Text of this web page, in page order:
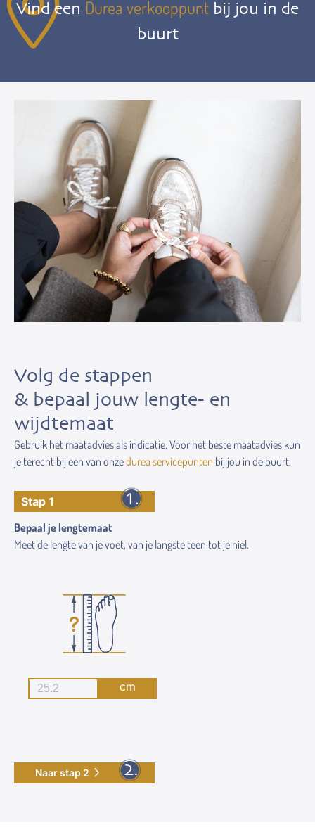
Vind een Durea verkooppunt bij jou in de
buurt
Volg de stappen
& bepaal jouw lengte- en
wijdtemaat
Gebruik het maatadvies als indicatie. Voor het beste maatadvies kun
je terecht bij een van onzedurea servicepunten bij jou in de buurt.
Stap 1
Bepaal je lengtemaat
Meet de lengte van je voet, van je langste teen tot je hiel.
cm
Naar stap 2